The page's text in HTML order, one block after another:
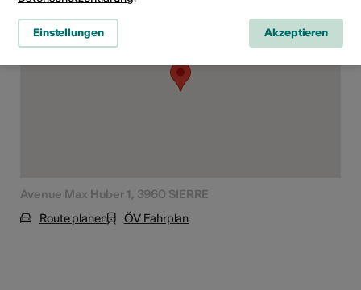
Avenue Max Huber 1, 3960 SIERRE
Route planen
ÖV Fahrplan
Einstellungen Akzeptieren